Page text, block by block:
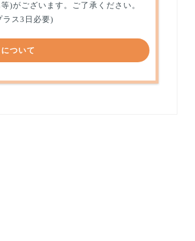
)がございます。ご了承ください。
ラス3日必要)
ついて